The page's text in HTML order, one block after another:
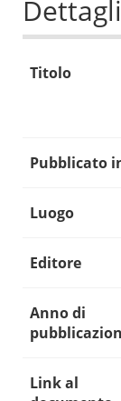
Dettagli
Titolo
Pubblicato
Luogo
Editore
Anno di
Link al